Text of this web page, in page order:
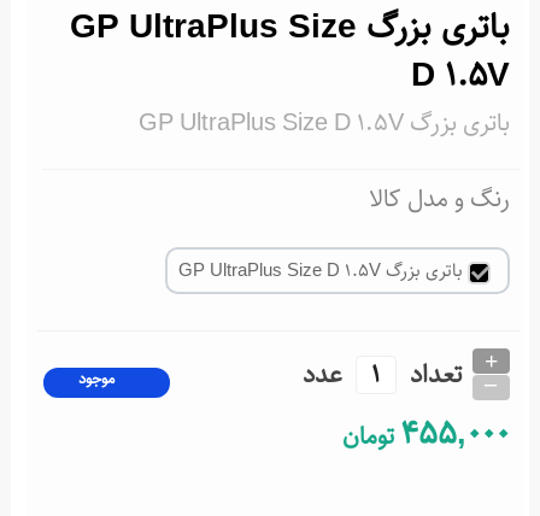
باتری بزرگ GP UltraPlus Size
D 1.5V
باتری بزرگ GP UltraPlus Size D 1.5V
رنگ و مدل کالا
باتری بزرگ GP UltraPlus Size D 1.5V
تعداد +
_ عدد موجود
455,000تومان